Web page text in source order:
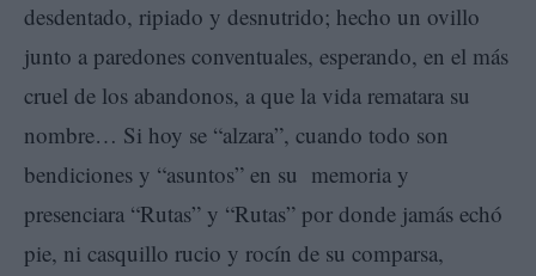
desdentado, ripiado y desnutrido; hecho un ovillo
junto a paredones conventuales, esperando, en el más
cruel de los abandonos, a que la vida rematara su
nombre… Si hoy se “alzara”, cuando todo son
bendiciones y “asuntos” en su memoria y
presenciara “Rutas” y “Rutas” por donde jamás echó
pie, ni casquillo rucio y rocín de su comparsa,